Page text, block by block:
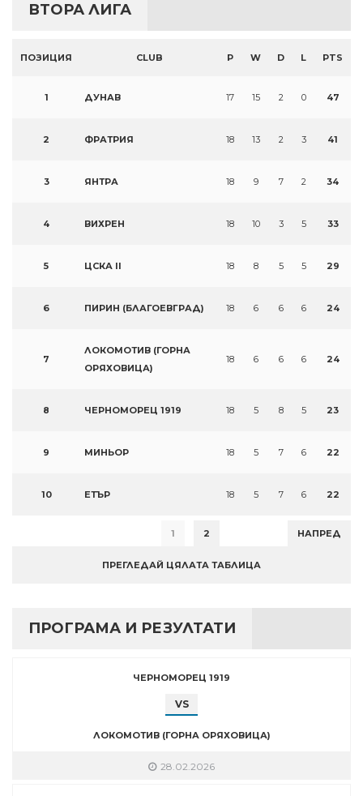
ВТОРА ЛИГА
ПОЗИЦИЯ CLUB P W D L PTS
1 ДУНАВ 17 15 2 0 47
2 ФРАТРИЯ 18 13 2 3 41
3 ЯНТРА 18 9 7 2 34
4 ВИХРЕН 18 10 3 5 33
5 ЦСКА II 18 8 5 5 29
6 ПИРИН (БЛАГОЕВГРАД) 18 6 6 6 24
7
ЛОКОМОТИВ (ГОРНА
ОРЯХОВИЦА)
18 6 6 6 24
8 ЧЕРНОМОРЕЦ 1919 18 5 8 5 23
9 МИНЬОР 18 5 7 6 22
10 ЕТЪР 18 5 7 6 22
1 2 НАПРЕД
ПРЕГЛЕДАЙ ЦЯЛАТА ТАБЛИЦА
ПРОГРАМА И РЕЗУЛТАТИ
ЧЕРНОМОРЕЦ 1919
VS
ЛОКОМОТИВ (ГОРНА ОРЯХОВИЦА)
28.02.2026